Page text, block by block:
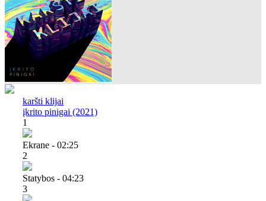
karšti klijai
įkrito pinigai (2021)
1
Ekrane - 02:25
2
Statybos - 04:23
3